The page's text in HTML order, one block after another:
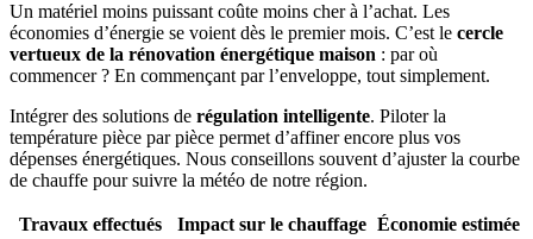
Un matériel moins puissant coûte moins cher à l’achat. Les
économies d’énergie se voient dès le premier mois. C’est le cercle
vertueux de la rénovation énergétique maison : par où
commencer ? En commençant par l’enveloppe, tout simplement.
Intégrer des solutions de régulation intelligente. Piloter la
température pièce par pièce permet d’affiner encore plus vos
dépenses énergétiques. Nous conseillons souvent d’ajuster la courbe
de chauffe pour suivre la météo de notre région.
Travaux effectués Impact sur le chauffage Économie estimée